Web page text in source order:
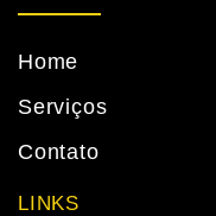
Home
Serviços
Contato
LINKS